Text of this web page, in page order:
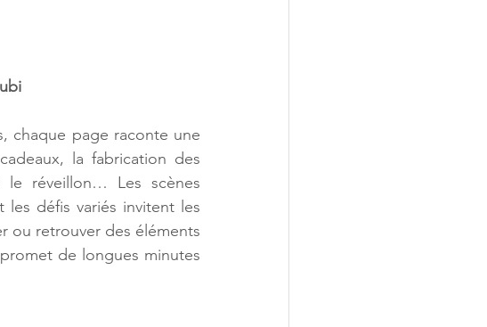
chaque page raconte une
la fabrication des
le réveillon… Les scènes
défis variés invitent les
ou retrouver des éléments
de longues minutes